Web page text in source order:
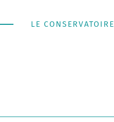
LE CONSERVATOIRE